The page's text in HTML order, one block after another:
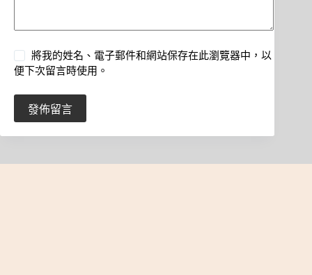
將我的姓名、電子郵件和網站保存在此瀏覽器中，以
便下次留言時使用。
發佈留言